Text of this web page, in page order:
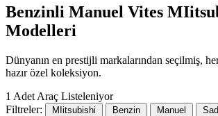
Benzinli Manuel Vites
Modelleri
Dünyanın en prestijli markalarından seçilmiş,
hazır özel koleksiyon.
1 Adet Araç Listeleniyor
Filtreler:
MIitsubishi Benzin Manuel